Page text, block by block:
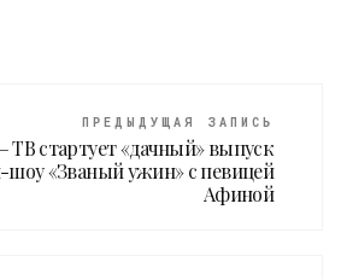
ПРЕДЫДУЩАЯ ЗАПИСЬ
стартует «дачный» выпуск
шоу «Званый ужин» с певицей
Афиной